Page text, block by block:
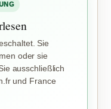
Sie
oder sie
ausschließlich
und France